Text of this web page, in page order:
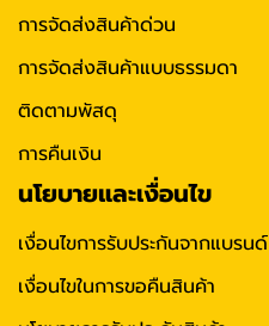
การจัดส่งสินค้าด่วน
การจัดส่งสินค้าแบบธรรมดา
ติดตามพัสดุ
การคืนเงิน
นโยบายและเงื่อนไข
เงื่อนไขการรับประกันจากแบรนด์
เงื่อนไขในการขอคืนสินค้า